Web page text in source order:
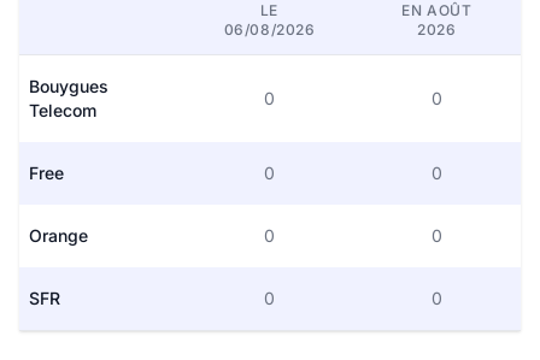
LE
06/08/2026
EN AOÛT
2026
Bouygues
Telecom
0 0
Free 0 0
Orange 0 0
SFR 0 0